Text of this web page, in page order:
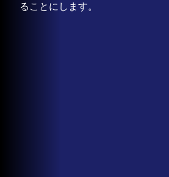
ることにします。